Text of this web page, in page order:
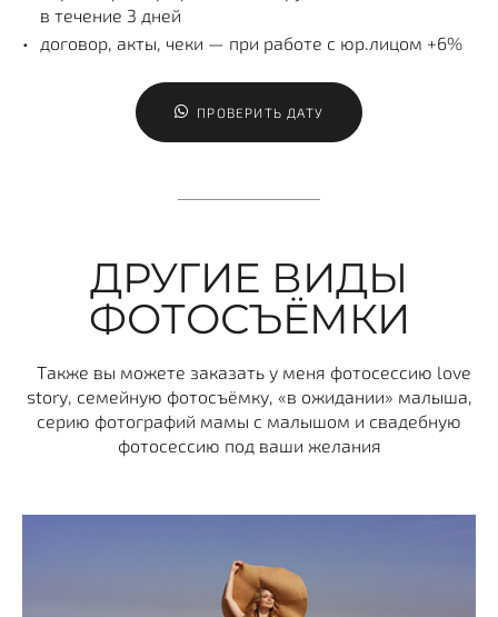
в течение 3 дней
договор, акты, чеки — при работе с юр.лицом +6%
ПРОВЕРИТЬ ДАТУ
ДРУГИЕ ВИДЫ
ФОТОСЪЁМКИ
Также вы можете заказать у меня фотосессию love
storу, семейную фотосъёмку, «в ожидании» малыша,
серию фотографий мамы с малышом и свадебную
фотосессию под ваши желания